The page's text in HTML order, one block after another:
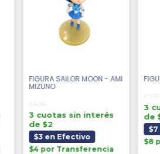
FIGURA SAILOR MOON - AMI
MIZUNO
€4,94
3 cuotas sin interés
de $2
$3 en Efectivo
$4 por Transferencia
€9,55
3
de
$8